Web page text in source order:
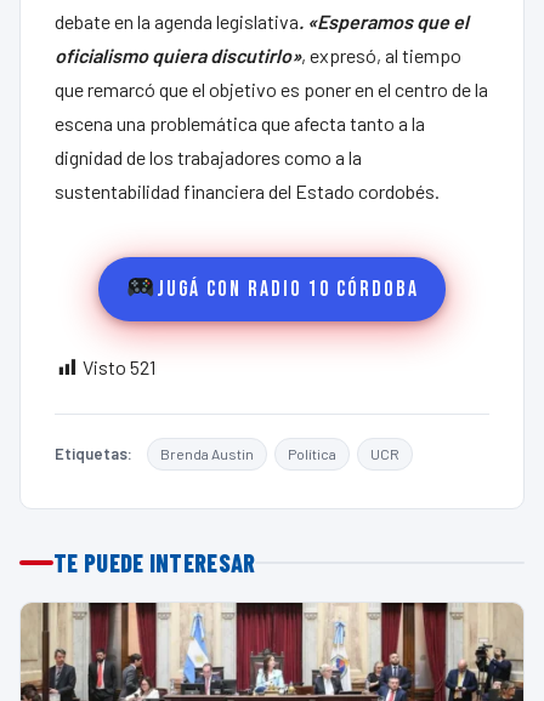
debate en la agenda legislativa. «Esperamos que el
oficialismo quiera discutirlo», expresó, al tiempo
que remarcó que el objetivo es poner en el centro de la
escena una problemática que afecta tanto a la
dignidad de los trabajadores como a la
sustentabilidad financiera del Estado cordobés.
Jugá con Radio 10 Córdoba
Visto 521
Etiquetas: Brenda Austin Política UCR
TE PUEDE INTERESAR